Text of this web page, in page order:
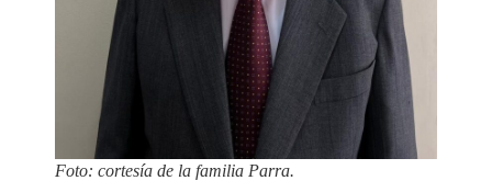
Foto: cortesía de la familia Parra.